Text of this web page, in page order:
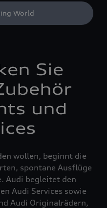
World
Sie
und
wollen, beginnt die
spontane Ausflüge
Audi begleitet den
Audi Services sowie
Audi Originalrädern,